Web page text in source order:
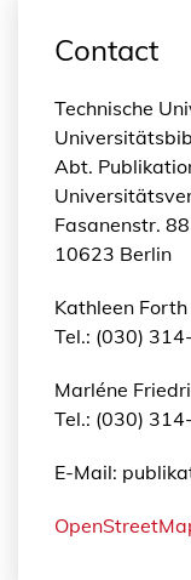
Contact
Technische
Abt.
Fasanenstr. 88
10623 Berlin
Kathleen Forth
Tel.: (030)
Marléne
Tel.: (030)
E-Mail: